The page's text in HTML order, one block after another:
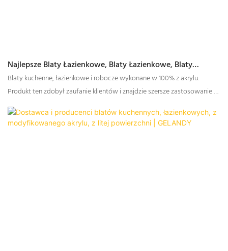
Najlepsze Blaty Łazienkowe, Blaty Łazienkowe, Blaty
Robocze Z Litej Powierzchni W 100% Akrylowe W Cenie
Fabrycznej - GELANDY
Blaty kuchenne, łazienkowe i robocze wykonane w 100% z akrylu.
Produkt ten zdobył zaufanie klientów i znajdzie szersze zastosowanie w
najbliższej przyszłości.